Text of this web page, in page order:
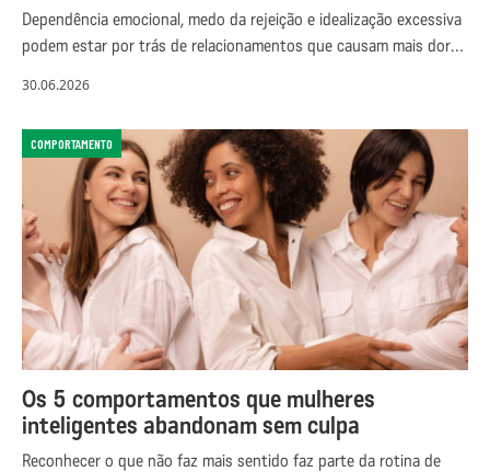
Dependência emocional, medo da rejeição e idealização excessiva
podem estar por trás de relacionamentos que causam mais dor…
30.06.2026
COMPORTAMENTO
Os 5 comportamentos que mulheres
inteligentes abandonam sem culpa
Reconhecer o que não faz mais sentido faz parte da rotina de